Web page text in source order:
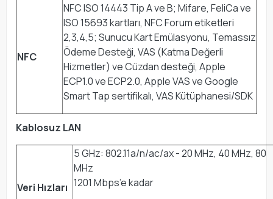
NFC
NFC ISO 14443 Tip A ve B; Mifare, FeliCa ve
ISO 15693 kartları, NFC Forum etiketleri
2,3,4,5; Sunucu Kart Emülasyonu, Temassız
Ödeme Desteği, VAS (Katma Değerli
Hizmetler) ve Cüzdan desteği, Apple
ECP1.0 ve ECP2.0, Apple VAS ve Google
Smart Tap sertifikalı, VAS Kütüphanesi/SDK
Kablosuz LAN
Veri Hızları
5 GHz: 802.11a/n/ac/ax - 20 MHz, 40 MHz, 80
MHz
1201 Mbps’e kadar